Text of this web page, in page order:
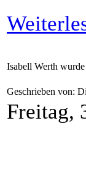
Isabell Werth
Geschrieben von:
Freitag,